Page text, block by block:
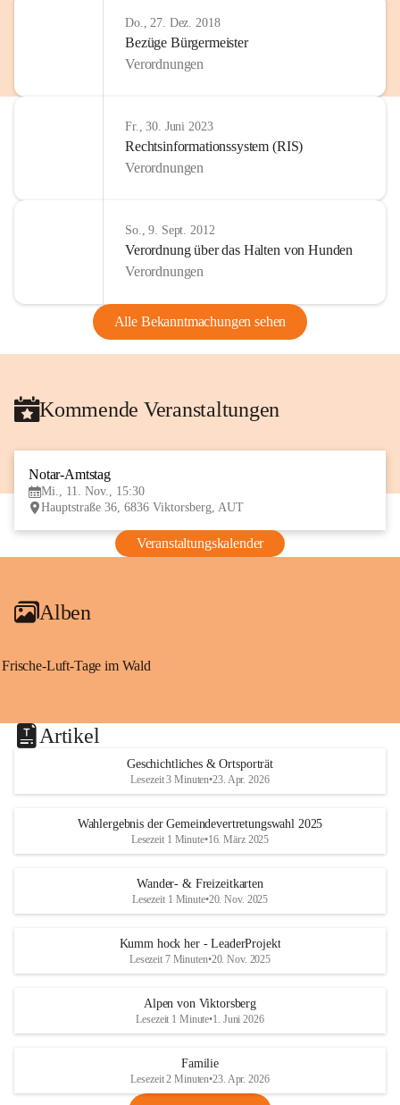
Do., 27. Dez. 2018
Bezüge Bürgermeister
Verordnungen
Fr., 30. Juni 2023
Rechtsinformationssystem (RIS)
Verordnungen
So., 9. Sept. 2012
Verordnung über das Halten von Hunden
Verordnungen
Alle Bekanntmachungen sehen
Kommende Veranstaltungen
Notar-Amtstag
Mi., 11. Nov., 15:30
Hauptstraße 36, 6836 Viktorsberg, AUT
Veranstaltungskalender
Alben
Frische-Luft-Tage im Wald
Artikel
Geschichtliches & Ortsporträt
Lesezeit 3 Minuten•23. Apr. 2026
Wahlergebnis der Gemeindevertretungswahl 2025
Lesezeit 1 Minute•16. März 2025
Wander- & Freizeitkarten
Lesezeit 1 Minute•20. Nov. 2025
Kumm hock her - LeaderProjekt
Lesezeit 7 Minuten•20. Nov. 2025
Alpen von Viktorsberg
Lesezeit 1 Minute•1. Juni 2026
Familie
Lesezeit 2 Minuten•23. Apr. 2026